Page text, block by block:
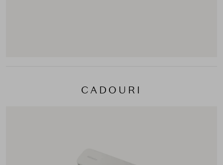
CADOURI